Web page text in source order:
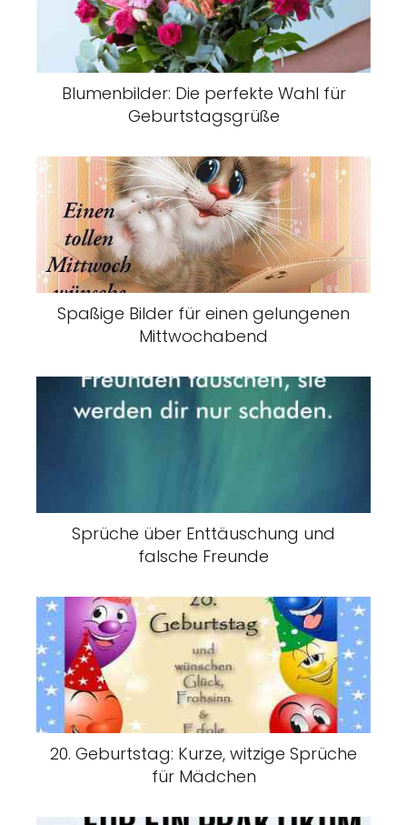
Blumenbilder: Die perfekte Wahl für
Geburtstagsgrüße
Spaßige Bilder für einen gelungenen
Mittwochabend
Sprüche über Enttäuschung und
falsche Freunde
20. Geburtstag: Kurze, witzige Sprüche
für Mädchen